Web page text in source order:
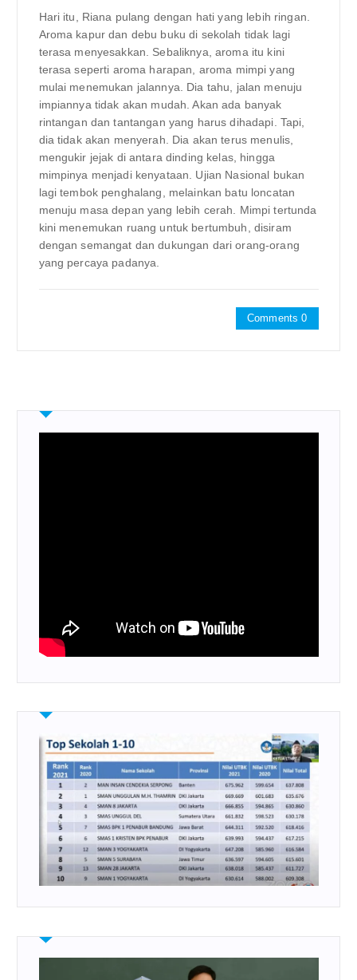
Hari itu, Riana pulang dengan hati yang lebih ringan.
Aroma kapur dan debu buku di sekolah tidak lagi
terasa menyesakkan. Sebaliknya, aroma itu kini
terasa seperti aroma harapan, aroma mimpi yang
mulai menemukan jalannya. Dia tahu, jalan menuju
impiannya tidak akan mudah. Akan ada banyak
rintangan dan tantangan yang harus dihadapi. Tapi,
dia tidak akan menyerah. Dia akan terus menulis,
mengukir jejak di antara dinding kelas, hingga
mimpinya menjadi kenyataan. Ujian Nasional bukan
lagi tembok penghalang, melainkan batu loncatan
menuju masa depan yang lebih cerah. Mimpi tertunda
kini menemukan ruang untuk bertumbuh, disiram
dengan semangat dan dukungan dari orang-orang
yang percaya padanya.
Comments 0